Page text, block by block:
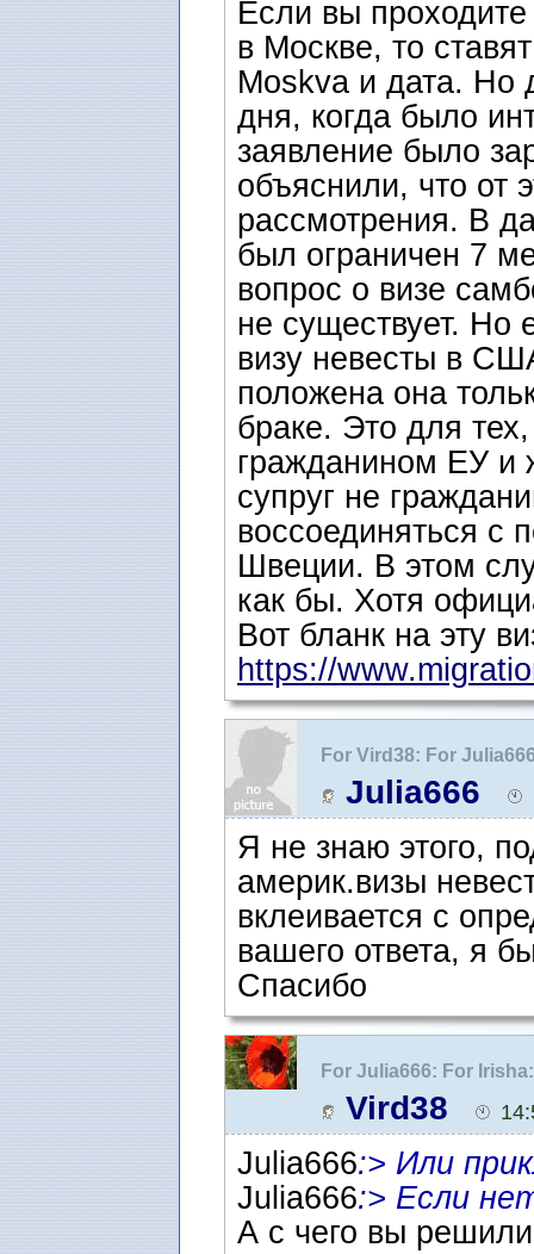
Если вы
в Москве, то
Moskva и дата. Но
дня, когда было
заявление было
объяснили, что от
рассмотрения. В
был ограничен 7
вопрос о визе
не существует. Но
визу невесты в
положена она
браке. Это для
гражданином ЕУ и
супруг не
воссоединяться с
Швеции. В этом
как бы. Хотя
Вот бланк на эту
https://
For Vird38: For
интервью.Сроки
Julia666
Я не знаю этого,
америк.визы
вклеивается с
вашего ответа, я
Спасибо
For Julia666: For
ожидания интервью
Vird38
Julia666:> Или
Julia666:> Если
А с чего вы